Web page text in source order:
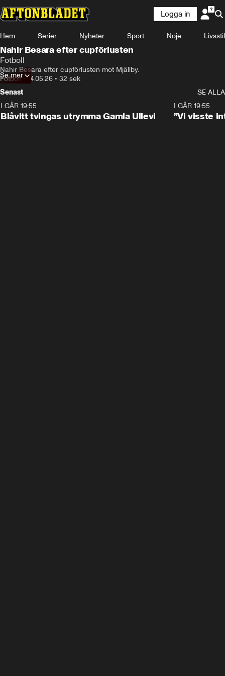
Logga in
Hem Serier Nyheter Sport Nöje Livsstil
Nahir Besara efter cupförlusten
Fotboll
Fotboll•14.05.26 • 32 sek
Se mer
Senast
SE ALLA
I GÅR 19:55
Blåvitt tvingas utrymma Gamla Ullevi
I GÅR 19:55
”Vi visste